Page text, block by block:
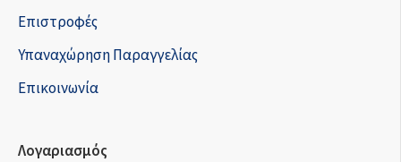
Επιστροφές
Υπαναχώρηση Παραγγελίας
Επικοινωνία
Λογαριασμός